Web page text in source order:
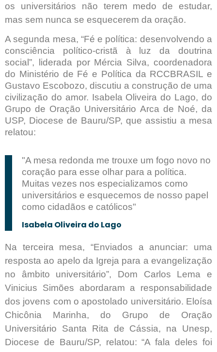
os universitários não terem medo de estudar,
mas sem nunca se esquecerem da oração.
A segunda mesa, “Fé e política: desenvolvendo a
consciência político-cristã à luz da doutrina
social”, liderada por Mércia Silva, coordenadora
do Ministério de Fé e Política da RCCBRASIL e
Gustavo Escobozo, discutiu a construção de uma
civilização do amor. Isabela Oliveira do Lago, do
Grupo de Oração Universitário Arca de Noé, da
USP, Diocese de Bauru/SP, que assistiu a mesa
relatou:
"A mesa redonda me trouxe um fogo novo no
coração para esse olhar para a política.
Muitas vezes nos especializamos como
universitários e esquecemos de nosso papel
como cidadãos e católicos"
Isabela Oliveira do Lago
Na terceira mesa, “Enviados a anunciar: uma
resposta ao apelo da Igreja para a evangelização
no âmbito universitário”, Dom Carlos Lema e
Vinicius Simões abordaram a responsabilidade
dos jovens com o apostolado universitário. Eloísa
Chicônia Marinha, do Grupo de Oração
Universitário Santa Rita de Cássia, na Unesp,
Diocese de Bauru/SP, relatou: “A fala deles foi